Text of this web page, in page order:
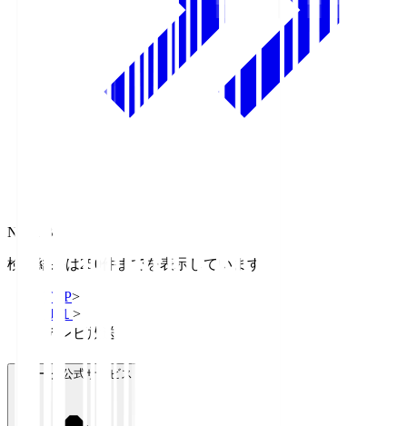
NHK BS
検索結果は250件までを表示しています
TOP>
Ｊ１ >
テレビ放送
Ｊリーグ公式サービス